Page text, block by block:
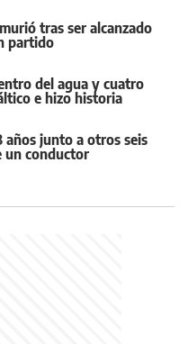
tras ser alcanzado
partido
del agua y cuatro
e hizo historia
años junto a otros seis
un conductor